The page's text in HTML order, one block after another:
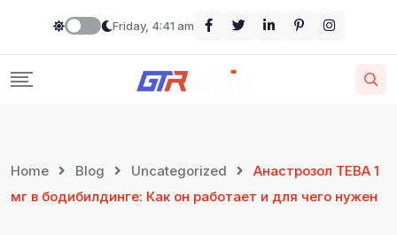
Friday, 4:41 am
Home Blog Uncategorized
Анастрозол ТЕВА 1
мг в бодибилдинге: Как он работает и для чего нужен